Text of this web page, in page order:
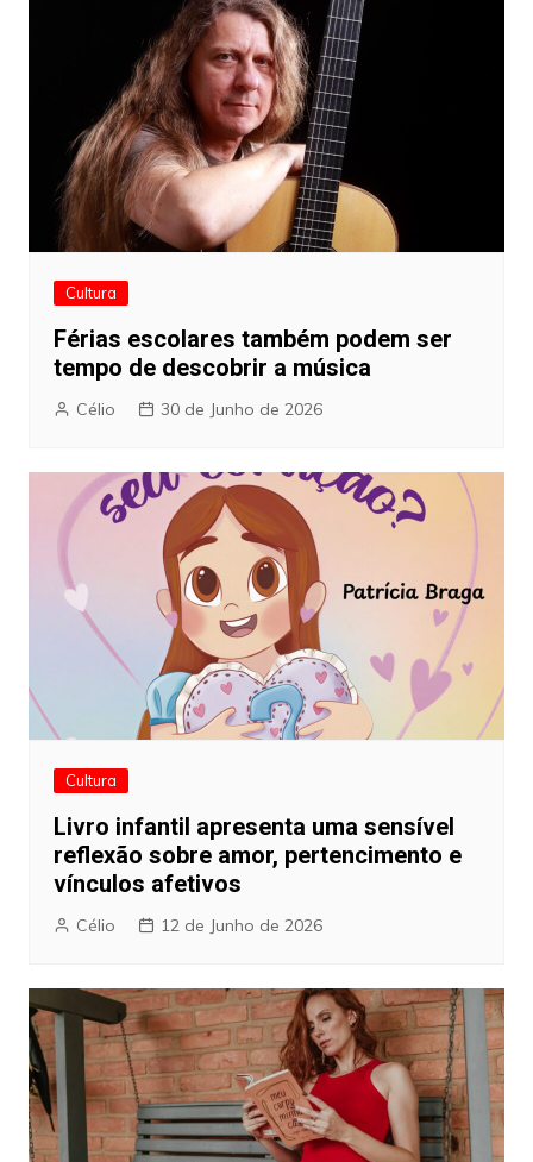
Cultura
Férias escolares também podem ser
tempo de descobrir a música
Célio 30 de Junho de 2026
Cultura
Livro infantil apresenta uma sensível
reflexão sobre amor, pertencimento e
vínculos afetivos
Célio 12 de Junho de 2026